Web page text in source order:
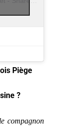
Piège
?
compagnon